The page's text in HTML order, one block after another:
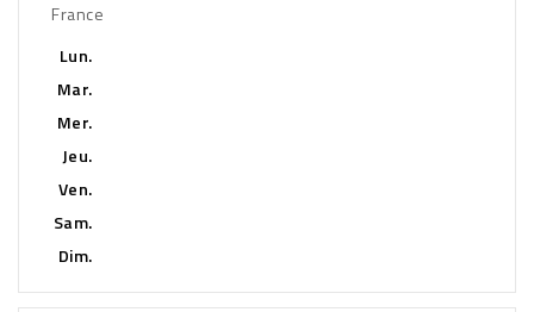
France
Lun.
Mar.
Mer.
Jeu.
Ven.
Sam.
Dim.